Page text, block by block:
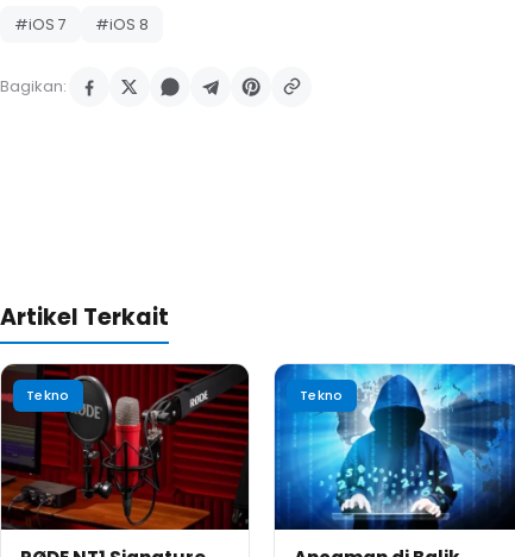
#iOS 7 #iOS 8
Bagikan:
Artikel Terkait
Tekno Tekno